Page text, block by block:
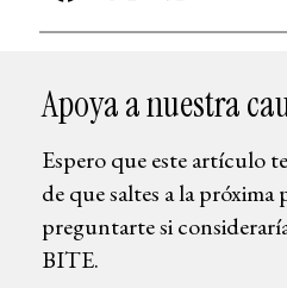
Apoya a nuestra
Espero que este artículo
de que saltes a la próxima
preguntarte si
BITE.